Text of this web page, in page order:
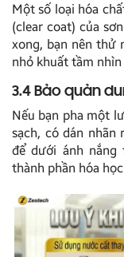
Một số loại hóa
(clear coat) của
xong, bạn nên thử
nhỏ khuất tầm
3.4 Bảo quản
Nếu bạn pha một
sạch, có dán nhãn
để dưới ánh
thành phần hóa